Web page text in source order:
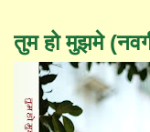
तुम हो मुझमे